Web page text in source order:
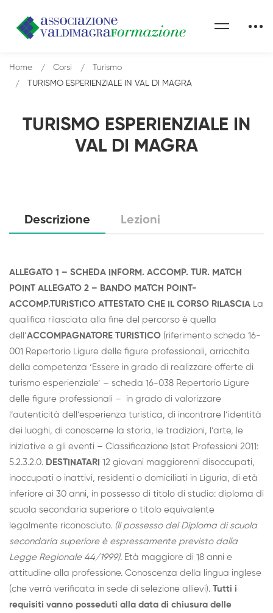
TURISMO ESPERIENZIALE IN
VAL DI MAGRA
Home Corsi
Turismo
TURISMO ESPERIENZIALE IN VAL DI MAGRA
Descrizione Lezioni
ALLEGATO 1 – SCHEDA INFORM. ACCOMP. TUR. MATCH
POINT ALLEGATO 2 – BANDO MATCH POINT-
ACCOMP.TURISTICO ATTESTATO CHE IL CORSO RILASCIA La
qualifica rilasciata alla fine del percorso è quella
dell’ACCOMPAGNATORE TURISTICO (riferimento scheda 16-
001 Repertorio Ligure delle figure professionali, arricchita
della competenza ‘Essere in grado di realizzare offerte di
turismo esperienziale’ – scheda 16-038 Repertorio Ligure
delle figure professionali – in grado di valorizzare
l’autenticità dell’esperienza turistica, di incontrare l’identità
dei luoghi, di conoscerne la storia, le tradizioni, l’arte, le
iniziative e gli eventi – Classificazione Istat Professioni 2011:
5.2.3.2.0. DESTINATARI 12 giovani maggiorenni disoccupati,
inoccupati o inattivi, residenti o domiciliati in Liguria, di età
inferiore ai 30 anni, in possesso di titolo di studio: diploma di
scuola secondaria superiore o titolo equivalente
legalmente riconosciuto. (Il possesso del Diploma di scuola
secondaria superiore è espressamente previsto dalla
Legge Regionale 44/1999). Età maggiore di 18 anni e
attitudine alla professione. Conoscenza della lingua inglese
(che verrà verificata in sede di selezione allievi). Tutti i
requisiti vanno posseduti alla data di chiusura delle